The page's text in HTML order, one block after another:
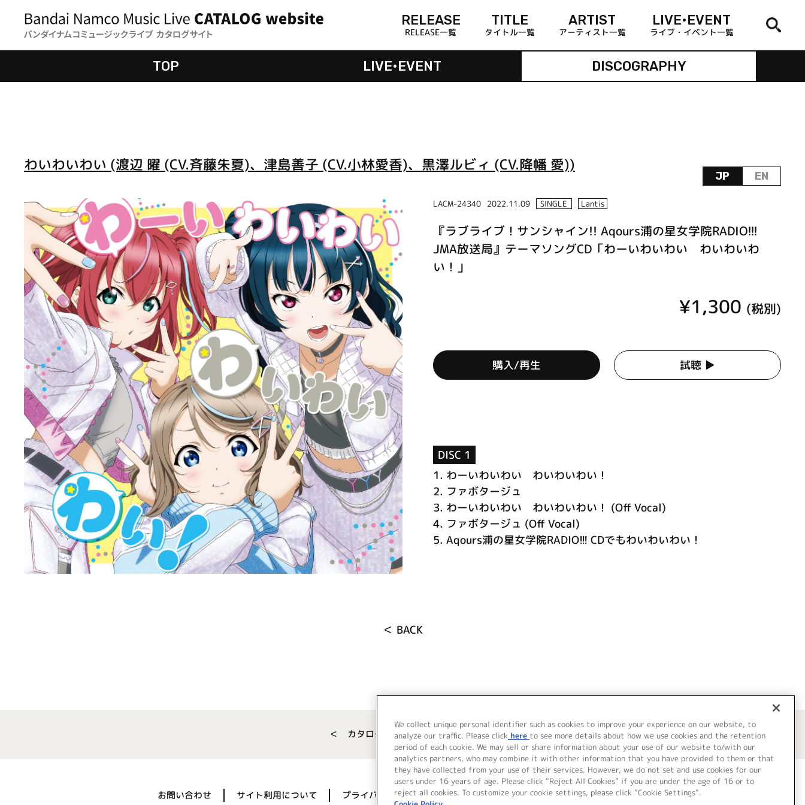
RELEASE
RELEASE一覧
TITLE
タイトル一覧
ARTIST
アーティスト一覧
LIVE•EVENT
ライブ・イベント一覧
TOP LIVE•EVENT DISCOGRAPHY
JP EN
わいわいわい (渡辺 曜 (CV.斉藤朱夏)、津島善子 (CV.小林愛香)、黒澤ルビィ (CV.降幡 愛))
LACM-24340 2022.11.09 SINGLE Lantis
『ラブライブ！サンシャイン!! Aqours浦の星女学院RADIO!!!
JMA放送局』テーマソングCD「わーいわいわい わいわいわ
い！」
¥1,300 (税別)
購入/再生 試聴 ▶︎
DISC 1
1. わーいわいわい わいわいわい！
2. ファボタージュ
3. わーいわいわい わいわいわい！ (Off Vocal)
4. ファボタージュ (Off Vocal)
5. Aqours浦の星女学院RADIO!!! CDでもわいわいわい！
＜ BACK
＜ カタログサイト トップページへ
お問い合わせ サイト利用について プライバシーポリシー 著作権／肖像権について Cookie Settings
We collect unique personal identifier such as cookies to improve your experience on our website, to
analyze our traffic. Please click here to see more details about how we use cookies and the retention
period of each cookie. We may sell or share information about your use of our website to/with our
analytics partners, who may combine it with other information that you have provided to them or that
they have collected from your use of their services. However, we do not set and use cookies for our
users under 16 years of age. Please click “Reject All Cookies” if you are under the age of 16 or to
reject all cookies. To customize your cookie settings, please click “Cookie Settings”.